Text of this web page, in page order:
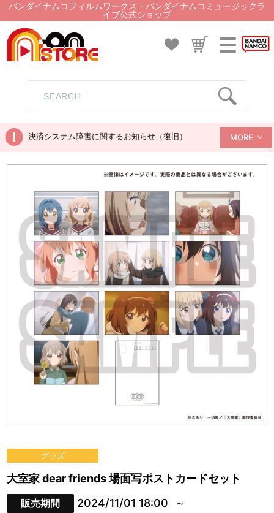
バンダイナムコフィルムワークス・バンダイナムコミュージックラ
イブ公式ショップ
決済システム障害に関するお知らせ（復旧） MORE
グッズ
大室家 dear friends 場面写ポストカードセット
販売期間 2024/11/01 18:00